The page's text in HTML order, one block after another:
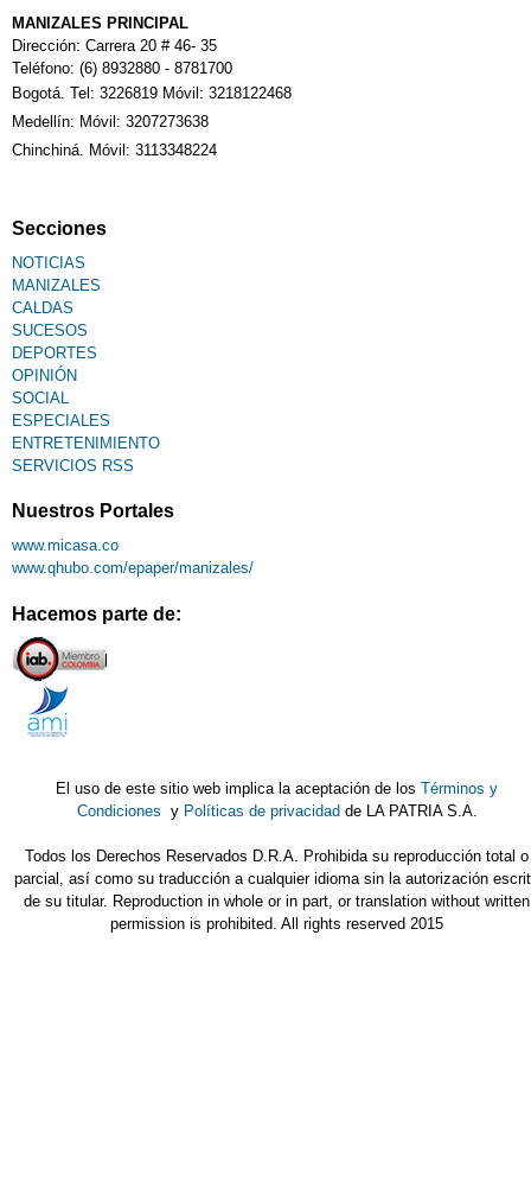
MANIZALES PRINCIPAL
Dirección: Carrera 20 # 46- 35
Teléfono: (6) 8932880 - 8781700
Bogotá. Tel: 3226819 Móvil: 3218122468
Medellín: Móvil: 3207273638
Chinchiná. Móvil: 3113348224
Secciones
NOTICIAS
MANIZALES
CALDAS
SUCESOS
DEPORTES
OPINIÓN
SOCIAL
ESPECIALES
ENTRETENIMIENTO
SERVICIOS RSS
Nuestros Portales
www.micasa.co
www.qhubo.com/epaper/manizales/
Hacemos parte de:
El uso de este sitio web implica la aceptación de losTérminos y
Condiciones y Políticas de privacidad de LA PATRIA S.A.
Todos los Derechos Reservados D.R.A. Prohibida su reproducción total o
parcial, así como su traducción a cualquier idioma sin la autorización
de su titular. Reproduction in whole or in part, or translation without written
permission is prohibited. All rights reserved 2015